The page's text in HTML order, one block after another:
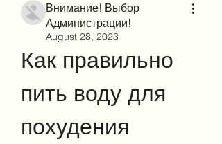
Внимание! Выбор
Администрации!
August 28, 2023
Как правильно
пить воду для
похудения